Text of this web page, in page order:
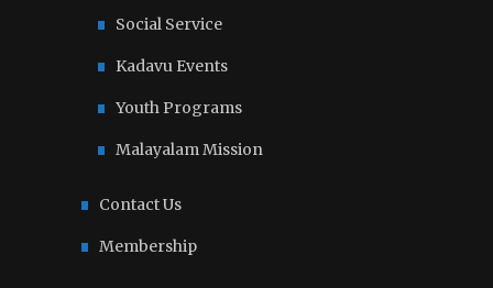
Social Service
Kadavu Events
Youth Programs
Malayalam Mission
Contact Us
Membership